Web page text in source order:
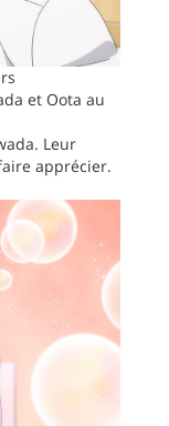
et Oota au
Leur
apprécier.